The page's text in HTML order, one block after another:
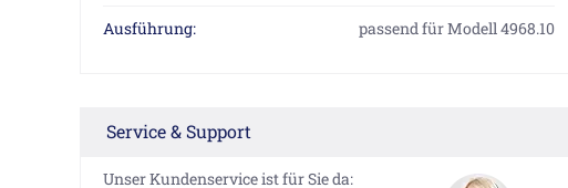
Ausführung: passend für Modell 4968.10
Service & Support
Unser Kundenservice ist für Sie da: